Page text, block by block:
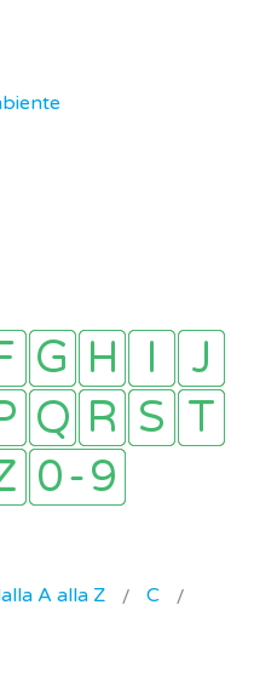
A alla Z
C